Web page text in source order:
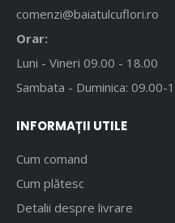
comenzi@baiatulcuflori.ro
Orar:
Luni - Vineri 09.00 - 18.00
Sambata - Duminica: 09.00-
INFORMAȚII UTILE
Cum comand
Cum plătesc
Detalii despre livrare